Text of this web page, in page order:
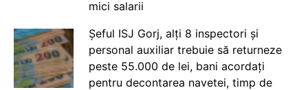
mici salarii
Șeful ISJ Gorj, alți 8 inspectori și
personal auxiliar trebuie să returneze
peste 55.000 de lei, bani acordați
pentru decontarea navetei, timp de